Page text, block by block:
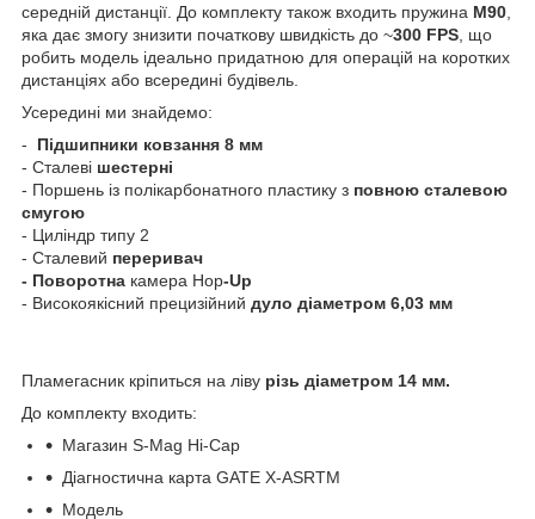
середній дистанції. До комплекту також входить пружина М90
яка дає змогу знизити початкову швидкість до ~300 FPS , що
робить модель ідеально придатною для операцій на коротких
дистанціях або всередині будівель.
Усередині ми знайдемо:
- Підшипники ковзання 8 мм
- Сталеві шестерні
- Поршень із полікарбонатного пластику з повною сталевою
смугою
- Циліндр типу 2
- Сталевий переривач
- Поворотна камера Hop-Up
- Високоякісний прецизійний дуло діаметром 6,03 мм
Пламегасник кріпиться на ліву різь діаметром 14 мм.
До комплекту входить:
Магазин S-Mag Hi-Cap
Діагностична карта GATE X-ASRTM
Модель